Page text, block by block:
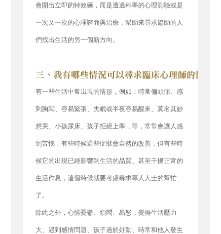
會開出立即的特效藥，而是透過科學的心理測驗或是
一次又一次的心理諮商與治療，幫助來尋求協助的人
們找出生活的另一個新方向。
有一些生活中常出現的情形，例如：時常偏頭痛、感
到胸悶、容易緊張、失眠或半夜容易醒來、莫名其妙
想哭、小孩尿床、孩子拒絕上學…等，常常會讓人感
到苦惱，有些時候這些症狀會自然的改善，但有些時
候它的出現已經影響到生活的品質、甚至干擾正常的
生活作息，這個時候就要考慮尋求專人人士的幫忙
了。
除此之外，心情憂鬱、煩悶、易怒，覺得生活壓力
大、遇到感情問題、孩子過於好動、時常和他人發生